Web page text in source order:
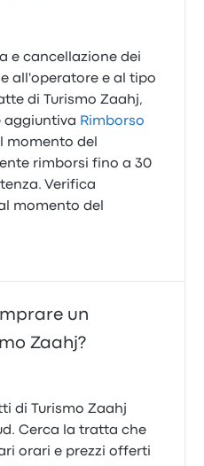
e cancellazione dei
all'operatore e al tipo
di Turismo Zaahj,
aggiuntiva Rimborso
momento del
rimborsi fino a 30
Verifica
momento del
un
Zaahj?
di Turismo Zaahj
Cerca la tratta che
orari e prezzi offerti